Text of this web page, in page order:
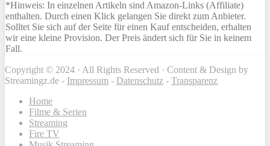
*Hinweis: In einzelnen Artikeln sind Amazon-Links (Affiliate)
enthalten. Durch einen Klick gelangen Sie direkt zum Anbieter.
Solltet Sie sich auf der Seite für einen Kauf entscheiden, erhalten
wir eine kleine Provision. Der Preis ändert sich für Sie in keinem
Fall.
Copyright © 2024 · All Rights Reserved · Content & Design by
Streamingz.de - Impressum - Datenschutz - Transparenz
Home
Filme & Serien
Streaming
Fire TV